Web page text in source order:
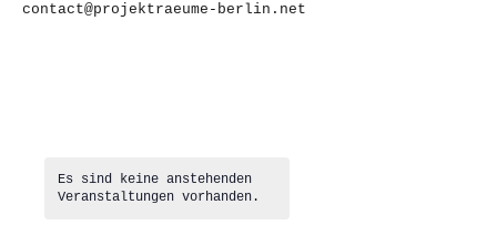
contact@projektraeume-berlin.net
Es sind keine anstehenden
Veranstaltungen vorhanden.